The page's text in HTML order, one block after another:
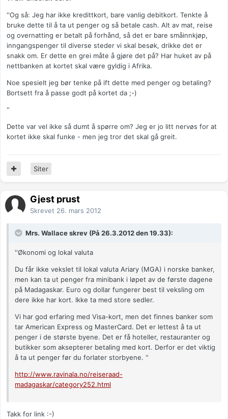
''Og så: Jeg har ikke kredittkort, bare vanlig debitkort. Tenkte å
bruke dette til å ta ut penger og så betale cash. Alt av mat, reise
og overnatting er betalt på forhånd, så det er bare småinnkjøp,
inngangspenger til diverse steder vi skal besøk, drikke det er
snakk om. Er dette en grei måte å gjøre det på? Har huket av på
nettbanken at kortet skal være gyldig i Afrika.
Noe spesielt jeg bør tenke på ift dette med penger og betaling?
Bortsett fra å passe godt på kortet da ;-)
''
Dette var vel ikke så dumt å spørre om? Jeg er jo litt nervøs for at
kortet ikke skal funke - men jeg tror det skal gå greit.
Siter
Gjest prust
Skrevet 26. mars 2012
Mrs. Wallace skrev (På 26.3.2012 den 19.33):
''Økonomi og lokal valuta
Du får ikke vekslet til lokal valuta Ariary (MGA) i norske banker,
men kan ta ut penger fra minibank i løpet av de første dagene
på Madagaskar. Euro og dollar fungerer best til veksling om
dere ikke har kort. Ikke ta med store sedler.
Vi har god erfaring med Visa-kort, men det finnes banker som
tar American Express og MasterCard. Det er lettest å ta ut
penger i de største byene. Det er få hoteller, restauranter og
butikker som aksepterer betaling med kort. Derfor er det viktig
å ta ut penger før du forlater storbyene. ''
http://www.ravinala.no/reiseraad-
madagaskar/category252.html
Takk for link :-)